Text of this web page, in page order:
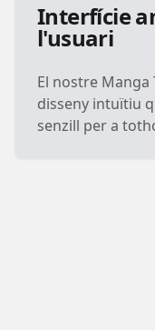
Interfície
l'usuari
El nostre
disseny intuïtiu
senzill per a